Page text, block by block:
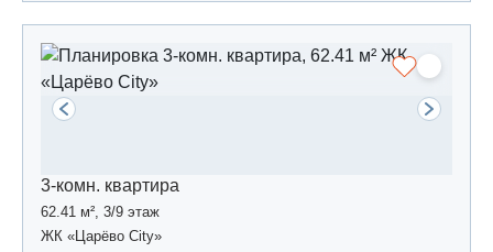
3-комн. квартира
62.41 м², 3/9 этаж
ЖК «Царёво City»